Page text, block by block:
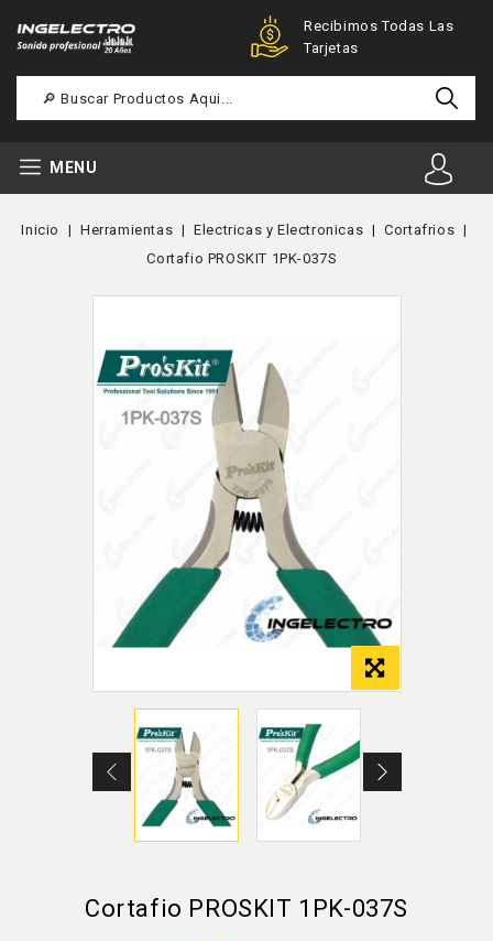
Ofertas Especiales Para
Registrados
Recibimos Todas Las
Tarjetas
MENU
Inicio Herramientas Electricas y Electronicas
Cortafrios
Cortafio PROSKIT 1PK-037S
Cortafio PROSKIT 1PK-037S